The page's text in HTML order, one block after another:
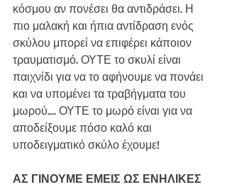
κόσμου αν πονέσει θα αντιδράσει. Η
πιο μαλακή και ήπια αντίδραση ενός
σκύλου μπορεί να επιφέρει κάποιον
τραυματισμό. ΟΥΤΕ το σκυλί είναι
παιχνίδι για να το αφήνουμε να πονάει
και να υπομένει τα τραβήγματα του
μωρού.... ΟΥΤΕ το μωρό είναι για να
αποδείξουμε πόσο καλό και
υποδειγματικό σκύλο έχουμε!
ΑΣ ΓΙΝΟΥΜΕ ΕΜΕΙΣ ΩΣ ΕΝΗΛΙΚΕΣ